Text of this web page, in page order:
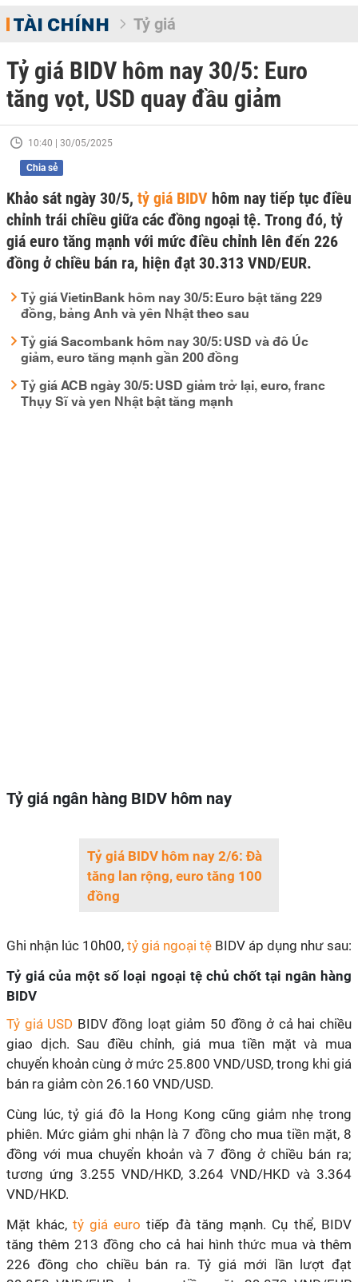
TÀI CHÍNH Tỷ giá
Tỷ giá BIDV hôm nay 30/5: Euro
tăng vọt, USD quay đầu giảm
10:40 | 30/05/2025
Chia sẻ
Khảo sát ngày 30/5, tỷ giá BIDV hôm nay tiếp tục điều
chỉnh trái chiều giữa các đồng ngoại tệ. Trong đó, tỷ
giá euro tăng mạnh với mức điều chỉnh lên đến 226
đồng ở chiều bán ra, hiện đạt 30.313 VND/EUR.
Tỷ giá VietinBank hôm nay 30/5: Euro bật tăng 229
đồng, bảng Anh và yên Nhật theo sau
Tỷ giá Sacombank hôm nay 30/5: USD và đô Úc
giảm, euro tăng mạnh gần 200 đồng
Tỷ giá ACB ngày 30/5: USD giảm trở lại, euro, franc
Thụy Sĩ và yen Nhật bật tăng mạnh
Tỷ giá ngân hàng BIDV hôm nay
Tỷ giá BIDV hôm nay 2/6: Đà
tăng lan rộng, euro tăng 100
đồng
Ghi nhận lúc 10h00, tỷ giá ngoại tệ BIDV áp dụng như sau:
Tỷ giá của một số loại ngoại tệ chủ chốt tại ngân hàng
BIDV
Tỷ giá USD BIDV đồng loạt giảm 50 đồng ở cả hai chiều
giao dịch. Sau điều chỉnh, giá mua tiền mặt và mua
chuyển khoản cùng ở mức 25.800 VND/USD, trong khi giá
bán ra giảm còn 26.160 VND/USD.
Cùng lúc, tỷ giá đô la Hong Kong cũng giảm nhẹ trong
phiên. Mức giảm ghi nhận là 7 đồng cho mua tiền mặt, 8
đồng với mua chuyển khoản và 7 đồng ở chiều bán ra;
tương ứng 3.255 VND/HKD, 3.264 VND/HKD và 3.364
VND/HKD.
Mặt khác, tỷ giá euro tiếp đà tăng mạnh. Cụ thể, BIDV
tăng thêm 213 đồng cho cả hai hình thức mua và thêm
226 đồng cho chiều bán ra. Tỷ giá mới lần lượt đạt